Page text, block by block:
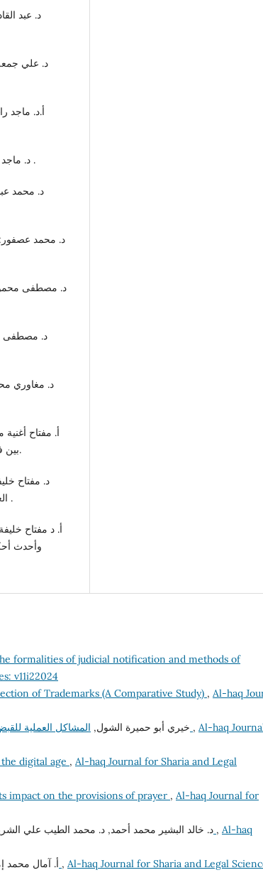
(15) د. ماجد راغب الحلو: "القانون الإداري"، دار المطبوعات الجامعية، ط 1998م .
بين فاعلية الادارة وضمانات الموظفين" دراسة مقارنة، ط1، طرابلس، 2007.
العامة في التشريع الليبي" ، دار المطبوعات الجامعية ، الاسكندرية ، 2014 .
وأحدث
formalities of judicial notification and methods of
v11i22024
of Trademarks (A Comparative Study) , Al-haq
خيري أبو حميرة الشول, , Al-haq
digital age , Al-haq Journal for Sharia and Legal
impact on the provisions of prayer , Al-haq Journal for
د. خالد البشير محمد أحمد, د. محمد الطيب علي , Al-haq
أ. آمال محمد , Al-haq Journal for Sharia and Legal